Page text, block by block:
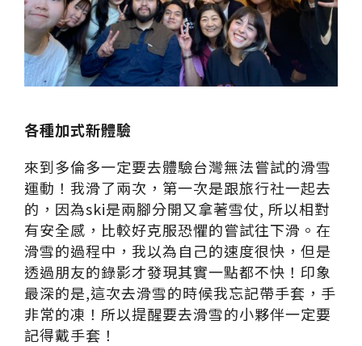
各種加式新體驗
來到多倫多一定要去體驗台灣無法嘗試的滑雪
運動！我滑了兩次，第一次是跟旅行社一起去
的，因為ski是兩腳分開又拿著雪仗, 所以相對
有安全感，比較好克服恐懼的嘗試往下滑。在
滑雪的過程中，我以為自己的速度很快，但是
透過朋友的錄影才發現其實一點都不快！印象
最深的是,這次去滑雪的時候我忘記帶手套，手
非常的凍！所以提醒要去滑雪的小夥伴一定要
記得戴手套！